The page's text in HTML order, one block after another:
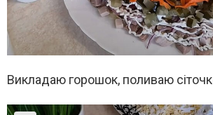
Викладаю горошок, поливаю